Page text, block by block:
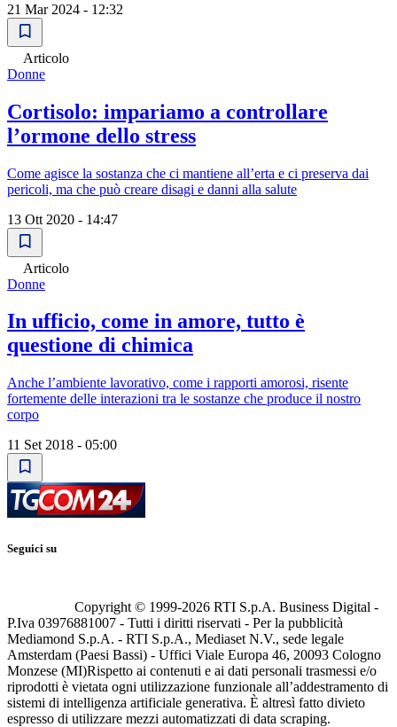
21 Mar 2024 - 12:32
Articolo
Donne
Cortisolo: impariamo a controllare
l’ormone dello stress
Come agisce la sostanza che ci mantiene all’erta e ci preserva dai
pericoli, ma che può creare disagi e danni alla salute
13 Ott 2020 - 14:47
Articolo
Donne
In ufficio, come in amore, tutto è
questione di chimica
Anche l’ambiente lavorativo, come i rapporti amorosi, risente
fortemente delle interazioni tra le sostanze che produce il nostro
corpo
11 Set 2018 - 05:00
Seguici su
Copyright © 1999-2026 RTI S.p.A. Business Digital -
P.Iva 03976881007 - Tutti i diritti riservati - Per la pubblicità
Mediamond S.p.A. - RTI S.p.A., Mediaset N.V., sede legale
Amsterdam (Paesi Bassi) - Uffici Viale Europa 46, 20093 Cologno
Monzese (MI)Rispetto ai contenuti e ai dati personali trasmessi e/o
riprodotti è vietata ogni utilizzazione funzionale all’addestramento di
sistemi di intelligenza artificiale generativa. È altresì fatto divieto
espresso di utilizzare mezzi automatizzati di data scraping.